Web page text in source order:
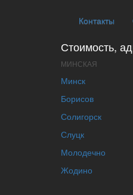
Контакты
Стоимость,
МИНСКАЯ
Минск
Борисов
Солигорск
Слуцк
Молодечно
Жодино